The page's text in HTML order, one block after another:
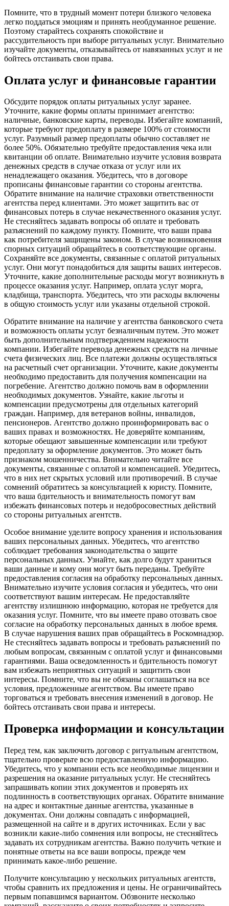
Помните, что в трудный момент потери близкого человека
легко поддаться эмоциям и принять необдуманное решение.
Поэтому старайтесь сохранять спокойствие и
рассудительность при выборе ритуальных услуг. Внимательно
изучайте документы, отказывайтесь от навязанных услуг и не
бойтесь отстаивать свои права.
Оплата услуг и финансовые гарантии
Обсудите порядок оплаты ритуальных услуг заранее.
Уточните, какие формы оплаты принимает агентство:
наличные, банковские карты, переводы. Избегайте компаний,
которые требуют предоплату в размере 100% от стоимости
услуг. Разумный размер предоплаты обычно составляет не
более 50%. Обязательно требуйте предоставления чека или
квитанции об оплате. Внимательно изучите условия возврата
денежных средств в случае отказа от услуг или их
ненадлежащего оказания. Убедитесь, что в договоре
прописаны финансовые гарантии со стороны агентства.
Обратите внимание на наличие страховки ответственности
агентства перед клиентами. Это может защитить вас от
финансовых потерь в случае некачественного оказания услуг.
Не стесняйтесь задавать вопросы об оплате и требовать
разъяснений по каждому пункту. Помните, что ваши права
как потребителя защищены законом. В случае возникновения
спорных ситуаций обращайтесь в соответствующие органы.
Сохраняйте все документы, связанные с оплатой ритуальных
услуг. Они могут понадобиться для защиты ваших интересов.
Уточните, какие дополнительные расходы могут возникнуть в
процессе оказания услуг. Например, оплата услуг морга,
кладбища, транспорта. Убедитесь, что эти расходы включены
в общую стоимость услуг или указаны отдельной строкой.
Обратите внимание на наличие у агентства банковского счета
и возможность оплаты услуг безналичным путем. Это может
быть дополнительным подтверждением надежности
компании. Избегайте перевода денежных средств на личные
счета физических лиц. Все платежи должны осуществляться
на расчетный счет организации. Уточните, какие документы
необходимо предоставить для получения компенсации на
погребение. Агентство должно помочь вам в оформлении
необходимых документов. Узнайте, какие льготы и
компенсации предусмотрены для отдельных категорий
граждан. Например, для ветеранов войны, инвалидов,
пенсионеров. Агентство должно проинформировать вас о
ваших правах и возможностях. Не доверяйте компаниям,
которые обещают завышенные компенсации или требуют
предоплату за оформление документов. Это может быть
признаком мошенничества. Внимательно читайте все
документы, связанные с оплатой и компенсацией. Убедитесь,
что в них нет скрытых условий или противоречий. В случае
сомнений обратитесь за консультацией к юристу. Помните,
что ваша бдительность и внимательность помогут вам
избежать финансовых потерь и недобросовестных действий
со стороны ритуальных агентств.
Особое внимание уделите вопросу хранения и использования
ваших персональных данных. Убедитесь, что агентство
соблюдает требования законодательства о защите
персональных данных. Узнайте, как долго будут храниться
ваши данные и кому они могут быть переданы. Требуйте
предоставления согласия на обработку персональных данных.
Внимательно изучите условия согласия и убедитесь, что они
соответствуют вашим интересам. Не предоставляйте
агентству излишнюю информацию, которая не требуется для
оказания услуг. Помните, что вы имеете право отозвать свое
согласие на обработку персональных данных в любое время.
В случае нарушения ваших прав обращайтесь в Роскомнадзор.
Не стесняйтесь задавать вопросы и требовать разъяснений по
любым вопросам, связанным с оплатой услуг и финансовыми
гарантиями. Ваша осведомленность и бдительность помогут
вам избежать неприятных ситуаций и защитить свои
интересы. Помните, что вы не обязаны соглашаться на все
условия, предложенные агентством. Вы имеете право
торговаться и требовать внесения изменений в договор. Не
бойтесь отстаивать свои права и интересы.
Проверка информации и консультации
Перед тем, как заключить договор с ритуальным агентством,
тщательно проверьте всю предоставленную информацию.
Убедитесь, что у компании есть все необходимые лицензии и
разрешения на оказание ритуальных услуг. Не стесняйтесь
запрашивать копии этих документов и проверять их
подлинность в соответствующих органах. Обратите внимание
на адрес и контактные данные агентства, указанные в
документах. Они должны совпадать с информацией,
размещенной на сайте и в других источниках. Если у вас
возникли какие-либо сомнения или вопросы, не стесняйтесь
задавать их сотрудникам агентства. Важно получить четкие и
понятные ответы на все ваши вопросы, прежде чем
принимать какое-либо решение.
Получите консультацию у нескольких ритуальных агентств,
чтобы сравнить их предложения и цены. Не ограничивайтесь
первым попавшимся вариантом. Обзвоните несколько